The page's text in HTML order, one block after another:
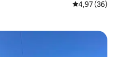
Średnia
4,97 (36)